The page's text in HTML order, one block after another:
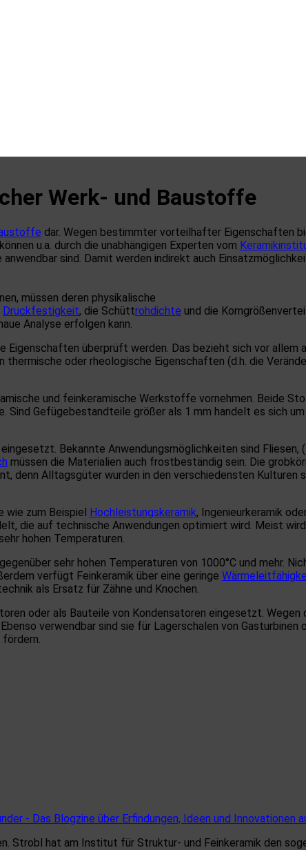
Werk- und Baustoffe
dar. Wegen bestimmter vorteilhafter Eigenschaften
u.a. durch die unabhängigen Experten vom
sind. Damit werden indirekt auch
müssen deren physikalische
Druckfestigkeit, die Schüttrohdichte und die
Analyse erfolgen kann.
Eigenschaften überprüft werden. Das bezieht sich vor
oder rheologische Eigenschaften (d.h. die
und feinkeramische Werkstoffe vornehmen. Beide
Sind Gefügebestandteile größer als 1 mm handelt es sich
Bekannte Anwendungsmöglichkeiten sind Fliesen,
müssen die Materialien auch frostbeständig sein. Die
denn Alltagsgüter wurden in den verschiedensten Kulturen
wie zum Beispiel Hochleistungskeramik, Ingenieurkeramik
die auf technische Anwendungen optimiert wird. Meist
hohen Temperaturen.
sehr hohen Temperaturen von 1000°C und mehr.
verfügt Feinkeramik über eine geringe
als Ersatz für Zähne und Knochen.
oder als Bauteile von Kondensatoren eingesetzt.
verwendbar sind sie für Lagerschalen von
fördern.
- Das Blogzine über Erfindungen, Ideen und Innovationen
Strobl hat am Institut für Struktur- und Feinkeramik den